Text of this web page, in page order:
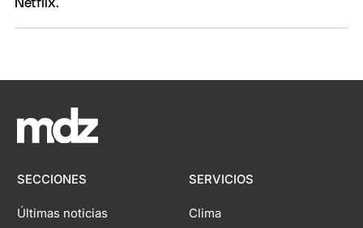
SECCIONES
Últimas noticias
SERVICIOS
Clima